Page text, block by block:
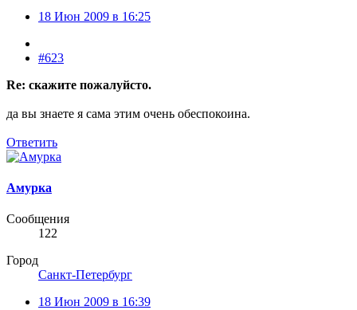
18 Июн 2009 в 16:25
#623
Re: скажите пожалуйсто.
да вы знаете я сама этим очень обеспокоина.
Ответить
Амурка
Сообщения
122
Город
Санкт-Петербург
18 Июн 2009 в 16:39